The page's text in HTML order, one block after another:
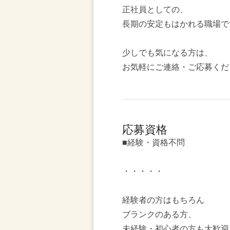
正社員としての、
長期の安定もはかれる職場で
少しでも気になる方は、
お気軽にご連絡・ご応募くだ
応募資格
■経験・資格不問
・・・・・
経験者の方はもちろん
ブランクのある方、